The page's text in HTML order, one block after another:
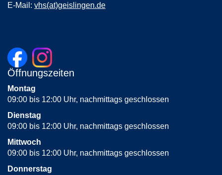
E-Mail: vhs(at)geislingen.de
Öffnungszeiten
Montag
09:00 bis 12:00 Uhr, nachmittags geschlossen
Dienstag
09:00 bis 12:00 Uhr, nachmittags geschlossen
Mittwoch
09:00 bis 12:00 Uhr, nachmittags geschlossen
Donnerstag